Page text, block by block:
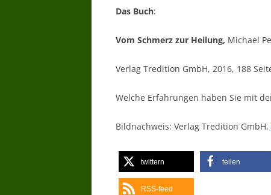
Das Buch:
Vom Schmerz zur Heilung, Michael
Verlag Tredition GmbH, 2016, 188
Welche Erfahrungen haben Sie mit
Bildnachweis: Verlag Tredition GmbH,
twittern teilen
RSS-feed